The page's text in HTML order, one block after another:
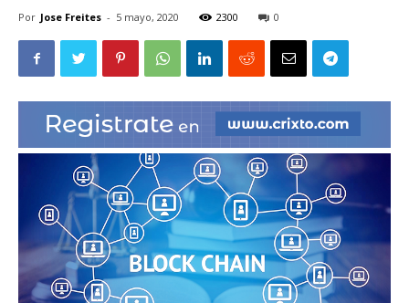
|
Ultima
Hora
|
Por Jose Freites - 5 mayo, 2020 2300 0